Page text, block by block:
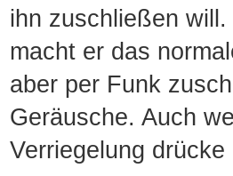
ihn zuschließen
macht er das
aber per Funk
Geräusche. Auch
Verriegelung